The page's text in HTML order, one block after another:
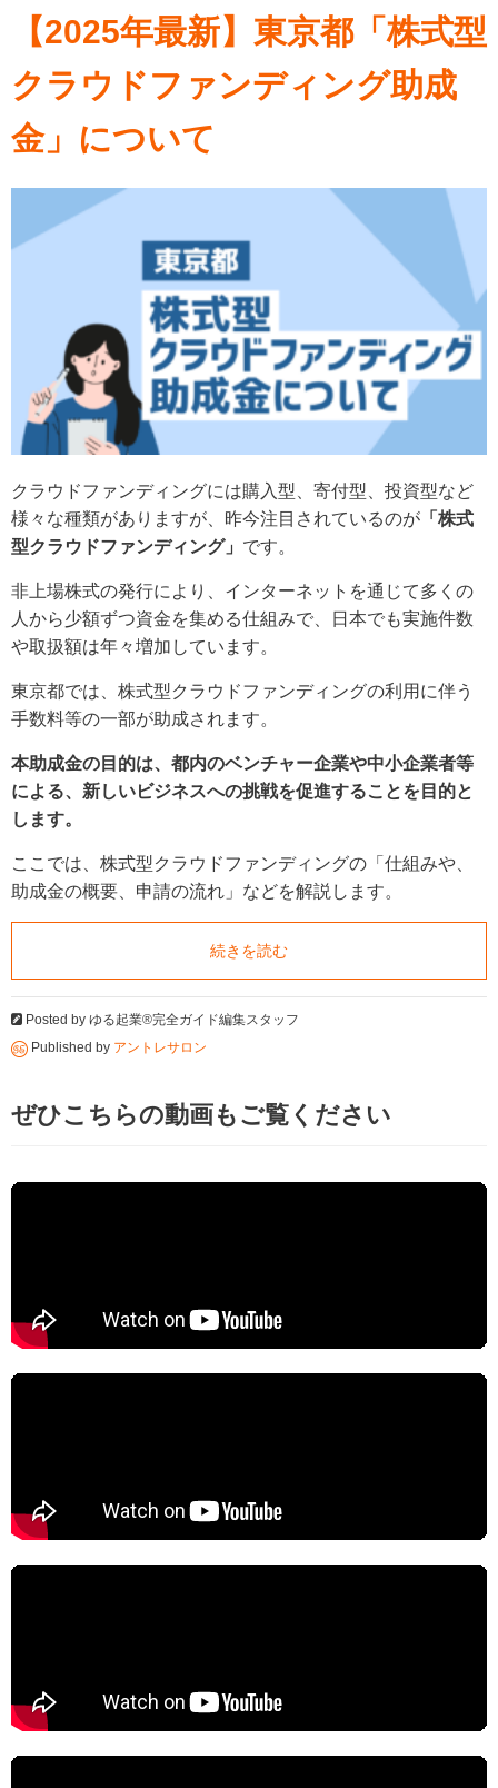
【2025年最新】東京都「株式型
クラウドファンディング助成
金」について
クラウドファンディングには購入型、寄付型、投資型など
様々な種類がありますが、昨今注目されているのが 「株式
型クラウドファンディング」 です。
非上場株式の発行により、インターネットを通じて多くの
人から少額ずつ資金を集める仕組みで、日本でも実施件数
や取扱額は年々増加しています。
東京都では、株式型クラウドファンディングの利用に伴う
手数料等の一部が助成されます。
本助成金の目的は、都内のベンチャー企業や中小企業者等
による、新しいビジネスへの挑戦を促進することを目的と
します。
ここでは、株式型クラウドファンディングの「仕組みや、
助成金の概要、申請の流れ」などを解説します。
続きを読む
Posted by ゆる起業®完全ガイド編集スタッフ
Published by アントレサロン
ぜひこちらの動画もご覧ください